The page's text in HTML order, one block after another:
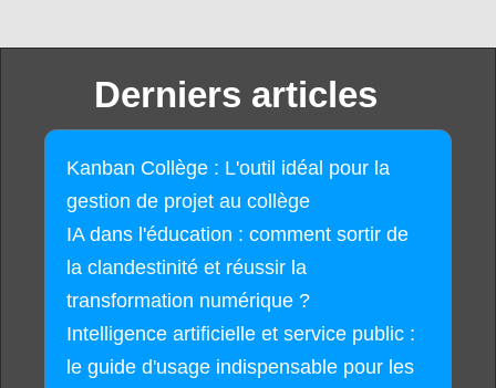
Derniers articles
Kanban Collège : L'outil idéal pour la
gestion de projet au collège
IA dans l'éducation : comment sortir de
la clandestinité et réussir la
transformation numérique ?
Intelligence artificielle et service public :
le guide d'usage indispensable pour les